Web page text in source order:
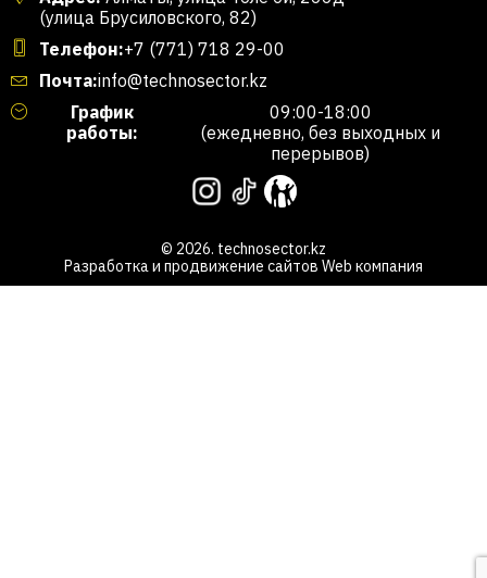
(улица Брусиловского, 82)
Телефон:+7 (771) 718 29-00
Почта:info@technosector.kz
График
работы:
09:00-18:00
(ежедневно, без выходных и
перерывов)
© 2026. technosector.kz
Разработка и продвижение сайтов Web компания